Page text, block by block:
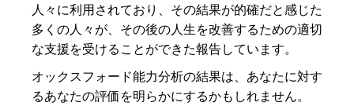
人々に利用されており、その結果が的確だと感じた
多くの人々が、その後の人生を改善するための適切
な支援を受けることができた報告しています。
オックスフォード能力分析の結果は、あなたに対す
るあなたの評価を明らかにするかもしれません。